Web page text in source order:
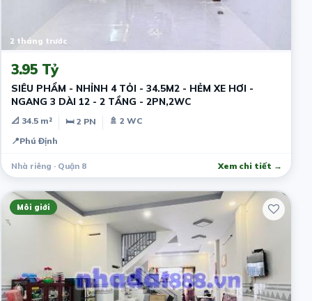
2 tháng trước
3.95 Tỷ
SIÊU PHẨM - NHỈNH 4 TỎI - 34.5M2 - HẺM XE HƠI -
NGANG 3 DÀI 12 - 2 TẦNG - 2PN,2WC
📐 34.5 m² 🛏 2 PN
🚿 2 WC
📍Phú Định
Nhà riêng · Quận 8 Xem chi tiết →
Môi giới